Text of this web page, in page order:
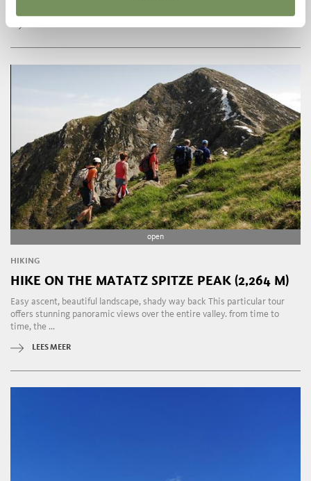
open
HIKING
HIKE ON THE MATATZ SPITZE PEAK (2,264 M)
Easy ascent, beautiful landscape, shady way back This particular tour
offers stunning panoramic views over the entire valley. from time to
time, the ...
LEES MEER